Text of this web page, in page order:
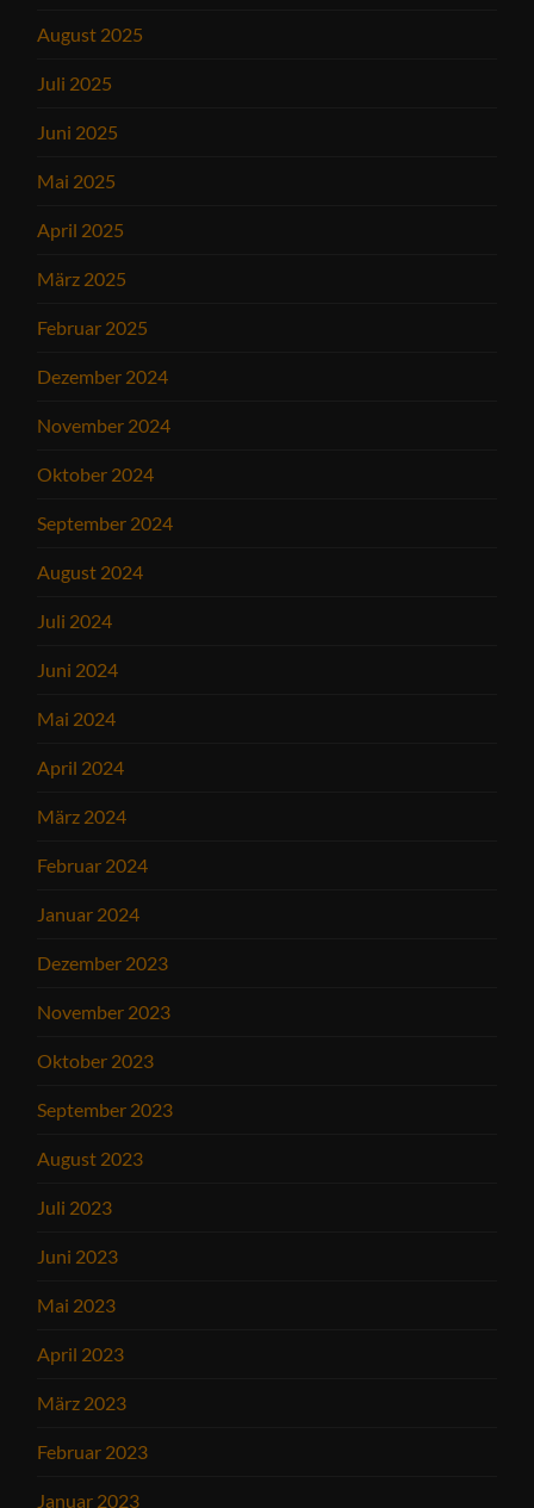
August 2025
Juli 2025
Juni 2025
Mai 2025
April 2025
März 2025
Februar 2025
Dezember 2024
November 2024
Oktober 2024
September 2024
August 2024
Juli 2024
Juni 2024
Mai 2024
April 2024
März 2024
Februar 2024
Januar 2024
Dezember 2023
November 2023
Oktober 2023
September 2023
August 2023
Juli 2023
Juni 2023
Mai 2023
April 2023
März 2023
Februar 2023
Januar 2023